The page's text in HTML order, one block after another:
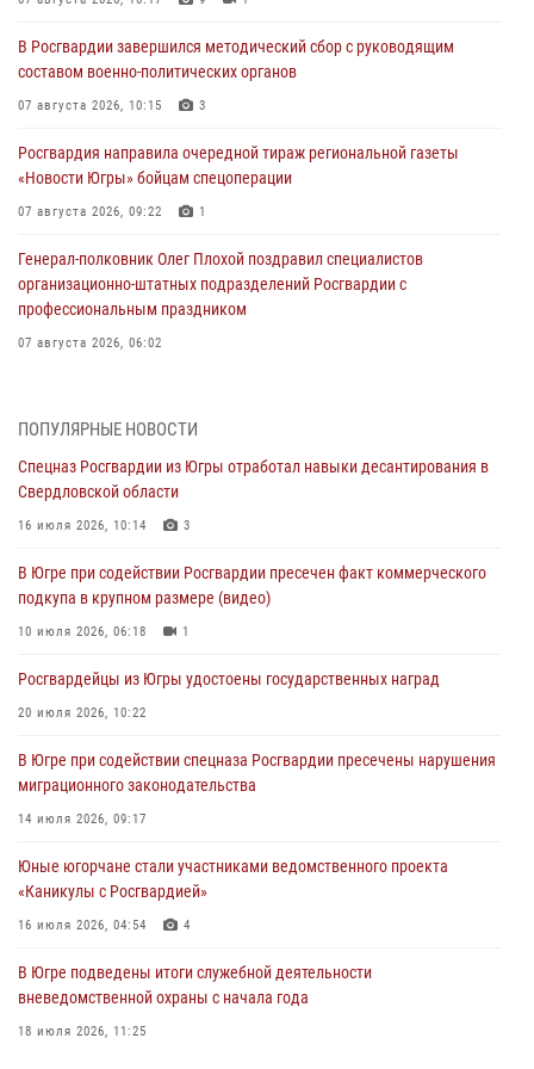
В Росгвардии завершился методический сбор с руководящим
составом военно-политических органов
07 августа 2026, 10:15 3
Росгвардия направила очередной тираж региональной газеты
«Новости Югры» бойцам спецоперации
07 августа 2026, 09:22 1
Генерал-полковник Олег Плохой поздравил специалистов
организационно-штатных подразделений Росгвардии с
профессиональным праздником
07 августа 2026, 06:02
Военнослужащие Росгвардии сбили дрон-разведчик ВСУ на южном
направлении
Офицеры Росгвардии и ветераны войск правопорядка почтили
память генерала армии Ивана Кирилловича Яковлева
В Югре при силовой поддержке ОМОН Росгвардии задержаны
06 августа 2026, 09:07 2 1
Урайский отдел вневедомственной охраны Росгвардии отмечает
05 августа 2026, 12:01 3
ПОПУЛЯРНЫЕ НОВОСТИ
Спецназ Росгвардии из Югры отработал навыки десантирования в
Свердловской области
16 июля 2026, 10:14 3
В Югре при содействии Росгвардии пресечен факт коммерческого
подкупа в крупном размере (видео)
10 июля 2026, 06:18 1
Росгвардейцы из Югры удостоены государственных наград
20 июля 2026, 10:22
В Югре при содействии спецназа Росгвардии пресечены нарушения
миграционного законодательства
14 июля 2026, 09:17
Юные югорчане стали участниками ведомственного проекта
«Каникулы с Росгвардией»
16 июля 2026, 04:54 4
В Югре подведены итоги служебной деятельности
вневедомственной охраны с начала года
18 июля 2026, 11:25